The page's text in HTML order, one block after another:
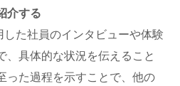
介する
た社員のインタビューや体験
、具体的な状況を伝えること
った過程を示すことで、他の